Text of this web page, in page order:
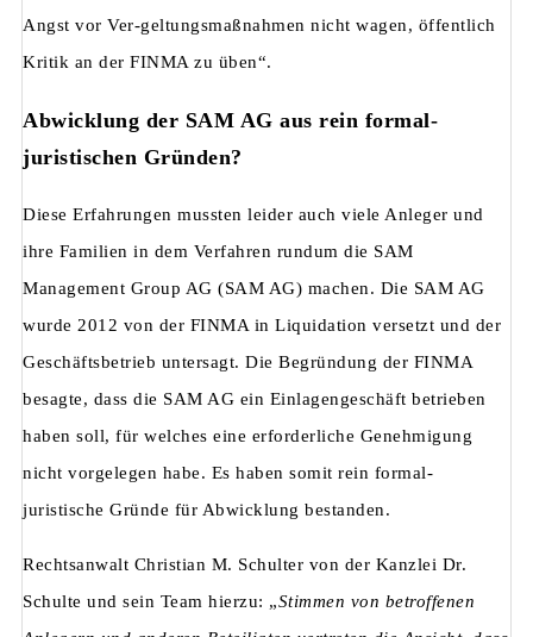
Angst vor Ver-geltungsmaßnahmen nicht wagen, öffentlich
Kritik an der FINMA zu üben“.
Abwicklung der SAM AG aus rein formal-
juristischen Gründen?
Diese Erfahrungen mussten leider auch viele Anleger und
ihre Familien in dem Verfahren rundum die SAM
Management Group AG (SAM AG) machen. Die SAM AG
wurde 2012 von der FINMA in Liquidation versetzt und der
Geschäftsbetrieb untersagt. Die Begründung der FINMA
besagte, dass die SAM AG ein Einlagengeschäft betrieben
haben soll, für welches eine erforderliche Genehmigung
nicht vorgelegen habe. Es haben somit rein formal-
juristische Gründe für Abwicklung bestanden.
Rechtsanwalt Christian M. Schulter von der Kanzlei Dr.
Schulte und sein Team hierzu: „Stimmen von betroffenen